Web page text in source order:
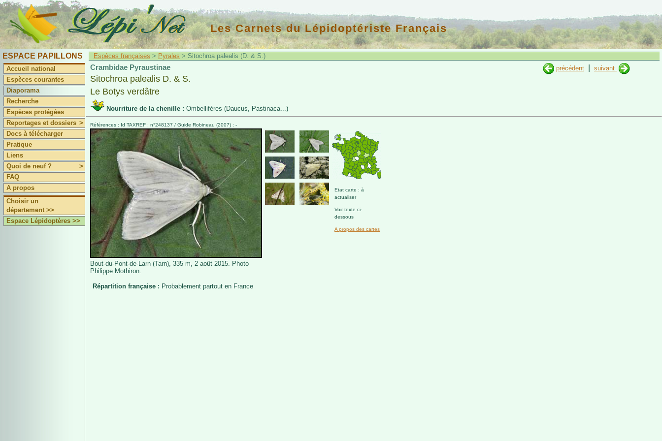
Les Carnets du Lépidoptériste Français
ESPACE PAPILLONS
Accueil national
Espèces courantes
Diaporama
Recherche
Espèces protégées
Reportages et dossiers >
Docs à télécharger
Pratique
Liens
Quoi de neuf ?
>
FAQ
A propos
Choisir un
département >>
Espace Lépidoptères >>
Espèces françaises > Pyrales > Sitochroa palealis (D. & S.)
précédent
suivant
Crambidae Pyraustinae
Sitochroa palealis D. & S.
Le Botys verdâtre
Nourriture de la chenille : Ombellifères (Daucus, Pastinaca...)
Références : Id TAXREF : n°248137 / Guide Robineau (2007) : -
Bout-du-Pont-de-Larn (Tarn), 335 m, 2 août 2015. Photo
Philippe Mothiron.
Etat carte : à
actualiser
Voir texte ci-
dessous
A propos des cartes
Répartition française : Probablement partout en France